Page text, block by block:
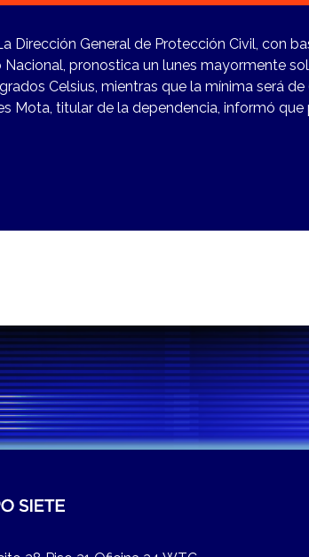
Dirección General de Protección Civil, con
Nacional, pronostica un lunes mayormente
Celsius, mientras que la mínima será de
Mota, titular de la dependencia, informó que